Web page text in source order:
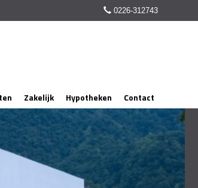
0226-312743
Zakelijk Hypotheken Contact